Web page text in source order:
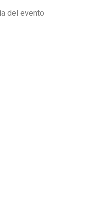
del evento